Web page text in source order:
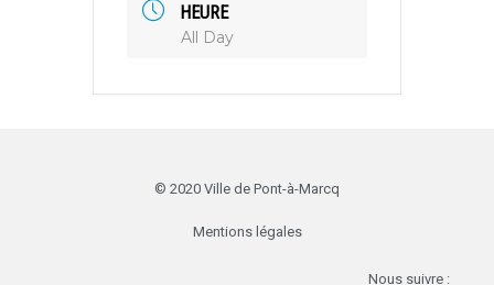
HEURE
All Day
© 2020 Ville de Pont-à-Marcq
Mentions légales
Nous suivre :